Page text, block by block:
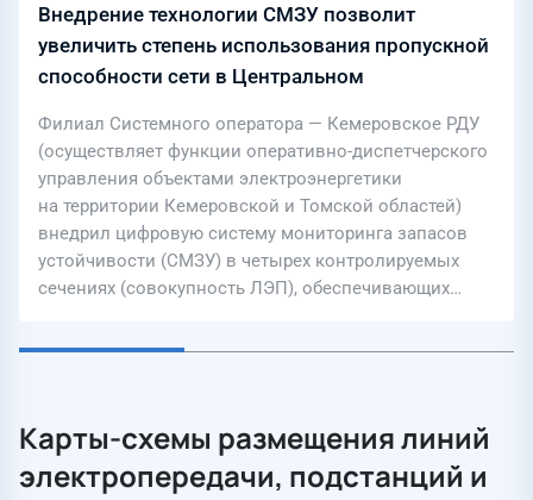
Внедрение технологии СМЗУ позволит
увеличить степень использования пропускной
способности сети в Центральном
Филиал Системного оператора — Кемеровское РДУ
(осуществляет функции оперативно-диспетчерского
управления объектами электроэнергетики
на территории Кемеровской и Томской областей)
внедрил цифровую систему мониторинга запасов
устойчивости (СМЗУ) в четырех контролируемых
сечениях (совокупность ЛЭП), обеспечивающих…
Карты-схемы размещения линий
электропередачи, подстанций и